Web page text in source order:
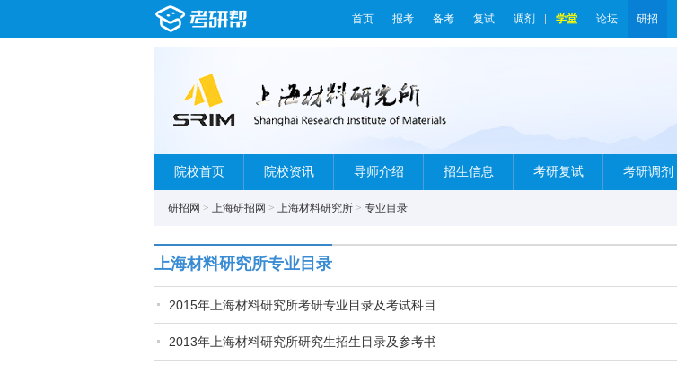
首页 报考 备考 复试 调剂 学堂 论坛 研招
院校首页 院校资讯 导师介绍 招生信息 考研复试 考研调剂
研招网 > 上海研招网 > 上海材料研究所 > 专业目录
上海材料研究所专业目录
2015年上海材料研究所考研专业目录及考试科目
2013年上海材料研究所研究生招生目录及参考书